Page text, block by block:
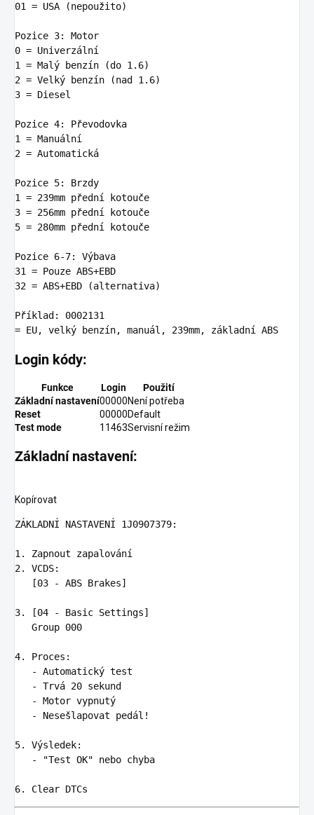
01 = USA (nepoužito)
Pozice 3:
0 = Univerzáln
1 = Malý benzín (do 1.6
2 = Velký benzín (nad 1.6
3 = Diesel
Pozice 4:
1 = Manuáln
2 = Automatická
Pozice 5:
1 = 239
3 = 256
5 = 280mm přední kotouče
Pozice 6-7:
31 = Pouze ABS
32 = ABS+EBD (alternativa)
Příklad:
0002131
= EU, velký benzín, manuál, 239mm, základní ABS
Login kódy:
Funkce Login
Použití
Základní nastavení00000Není potřeba
Reset
00000Default
Test mode
11463Servisní režim
Základní nastavení:
Kopírovat
ZÁKLADNÍ NASTAVENÍ 1J0907379:
1.
2.
VCDS:
   [03 - ABS Brakes]
3.
[04 - Basic Settings]
   Group 000
4.
   -
   -
   -
   -
Nesešlapovat pedál!
5.
   -
"Test OK" nebo chyba
6.